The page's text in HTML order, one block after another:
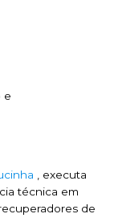
e
, executa
técnica em
de